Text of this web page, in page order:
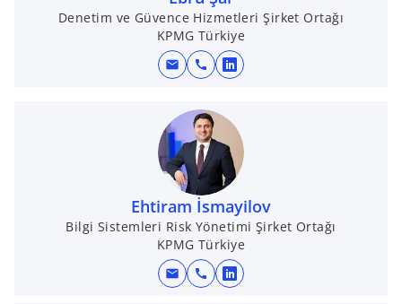
a
n
e
w
a
b
Denetim ve Güvence Hizmetleri Şirket Ortağı
KPMG Türkiye
mail call
o
e
s
i
n
a
n
e
w
Ehtiram İsmayilov
Bilgi Sistemleri Risk Yönetimi Şirket Ortağı
KPMG Türkiye
mail call
o